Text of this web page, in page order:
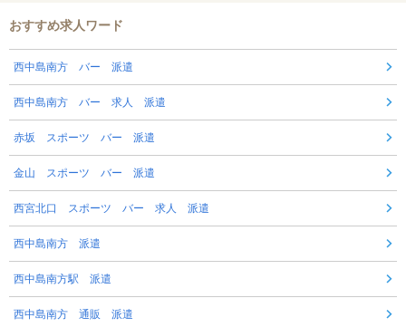
おすすめ求人ワード
西中島南方 バー 派遣
西中島南方 バー 求人 派遣
赤坂 スポーツ バー 派遣
金山 スポーツ バー 派遣
西宮北口 スポーツ バー 求人 派遣
西中島南方 派遣
西中島南方駅 派遣
西中島南方 通販 派遣